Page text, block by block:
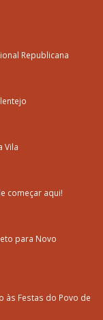
Republicana
Vila
começar aqui!
para Novo
às Festas do Povo de